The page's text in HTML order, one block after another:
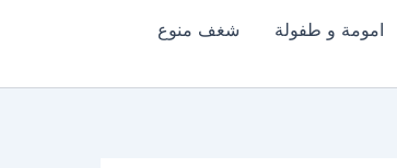
امومة و طفولة
شغف منوع